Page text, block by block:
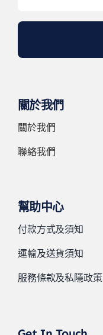
關於我們
關於我們
聯絡我們
幫助中心
付款方式及須知
運輸及送貨須知
服務條款及私隱政策